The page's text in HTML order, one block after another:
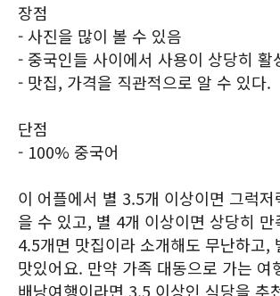
장점
- 사진을 많이 볼 수 있음
- 중국인들 사이에서 사용이 상당히 활
- 맛집, 가격을 직관적으로 알 수 있다.
단점
- 100% 중국어
이 어플에서 별 3.5개 이상이면 그럭저
을 수 있고, 별 4개 이상이면 상당히 만
4.5개면 맛집이라 소개해도 무난하고,
맛있어요. 만약 가족 대동으로 가는 여
배낭여행이라면 3.5 이상인 식당을 추